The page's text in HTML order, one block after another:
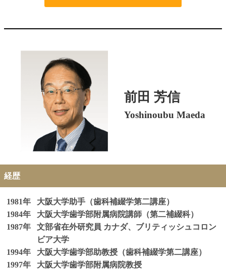
前田 芳信
Yoshinoubu Maeda
経歴
1981年
大阪大学助手（歯科補綴学第二講座）
1984年
大阪大学歯学部附属病院講師（第二補綴科）
1987年
文部省在外研究員 カナダ、ブリティッシュコロン
ビア大学
1994年
大阪大学歯学部助教授（歯科補綴学第二講座）
1997年
大阪大学歯学部附属病院教授